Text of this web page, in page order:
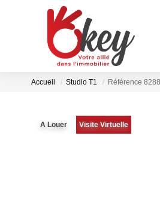
Accueil Studio T1 Référence 8288
A Louer Visite Virtuelle